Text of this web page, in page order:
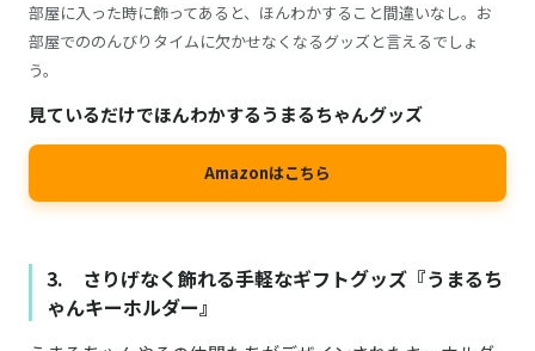
部屋に入った時に飾ってあると、ほんわかすること間違いなし。お
部屋でののんびりタイムに欠かせなくなるグッズと言えるでしょ
う。
見ているだけでほんわかするうまるちゃんグッズ
Amazonはこちら
3. さりげなく飾れる手軽なギフトグッズ『うまるち
ゃんキーホルダー』